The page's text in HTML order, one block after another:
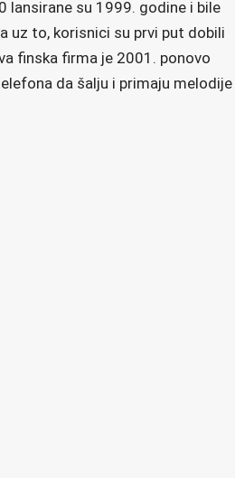
lansirane su 1999. godine i bile
uz to, korisnici su prvi put dobili
finska firma je 2001. ponovo
da šalju i primaju melodije